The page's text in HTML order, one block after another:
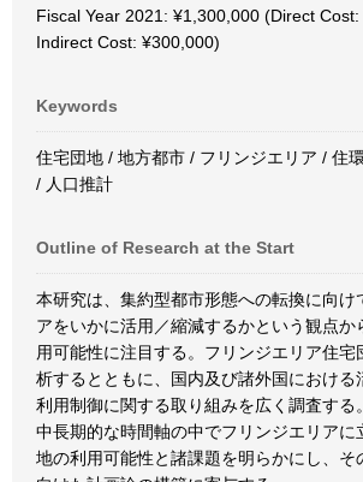
Fiscal Year 2021: ¥1,300,000 (Direct Cost:
Indirect Cost: ¥300,000)
Keywords
住宅団地 / 地方都市 / フリンジエリア / 住
/ 人口推計
Outline of Research at the Start
本研究は、集約型都市形態への転換に向け
アをいかに活用／縮減するかという観点か
用可能性に注目する。フリンジエリア住宅
析するとともに、国内及び諸外国における
利用制御に関する取り組みを広く調査する
中長期的な時間軸の中でフリンジエリアに
地の利用可能性と諸課題を明らかにし、そ